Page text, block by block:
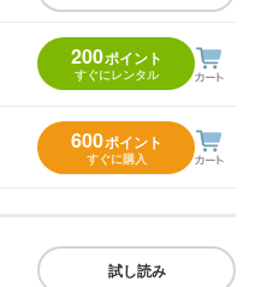
200ポイント
すぐにレンタル
600ポイント
すぐに購入
試し読み